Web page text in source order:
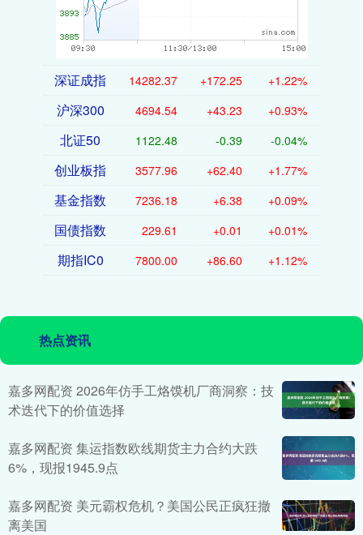
深证成指 14282.37 +172.25 +1.22%
沪深300 4694.54 +43.23 +0.93%
北证50 1122.48 -0.39 -0.04%
创业板指 3577.96 +62.40 +1.77%
基金指数 7236.18 +6.38 +0.09%
国债指数 229.61 +0.01 +0.01%
期指IC0 7800.00 +86.60 +1.12%
热点资讯
嘉多网配资 2026年仿手工烙馍机厂商洞察：技
术迭代下的价值选择
嘉多网配资 集运指数欧线期货主力合约大跌
6%，现报1945.9点
嘉多网配资 美元霸权危机？美国公民正疯狂撤
离美国